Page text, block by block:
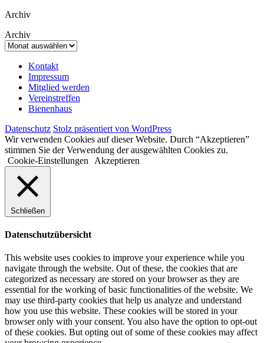
Archiv
Archiv
Kontakt
Impressum
Mitglied werden
Vereinstreffen
Bienenhaus
Datenschutz Stolz präsentiert von WordPress
Wir verwenden Cookies auf dieser Website. Durch “Akzeptieren”
stimmen Sie der Verwendung der ausgewählten Cookies zu.
Cookie-Einstellungen
Akzeptieren
Schließen
Datenschutzübersicht
This website uses cookies to improve your experience while you
navigate through the website. Out of these, the cookies that are
categorized as necessary are stored on your browser as they are
essential for the working of basic functionalities of the website. We
may use third-party cookies that help us analyze and understand
how you use this website. These cookies will be stored in your
browser only with your consent. You also have the option to opt-out
of these cookies. But opting out of some of these cookies may affect